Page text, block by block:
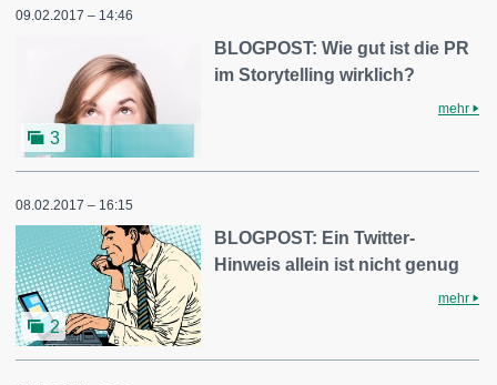
09.02.2017 – 14:46
3
BLOGPOST: Wie gut ist die PR
im Storytelling wirklich?
mehr
08.02.2017 – 16:15
2
BLOGPOST: Ein Twitter-
Hinweis allein ist nicht genug
mehr